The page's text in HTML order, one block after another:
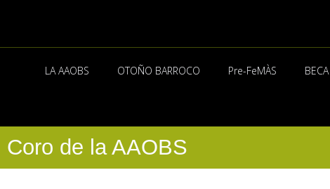
contenido
LA AAOBS OTOÑO BARROCO Pre-FeMÀS
Coro de la AAOBS